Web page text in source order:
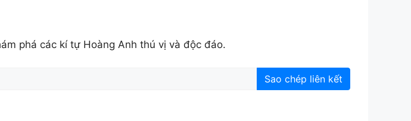
phá các kí tự Hoàng Anh thú vị và độc đáo.
Sao chép liên kết